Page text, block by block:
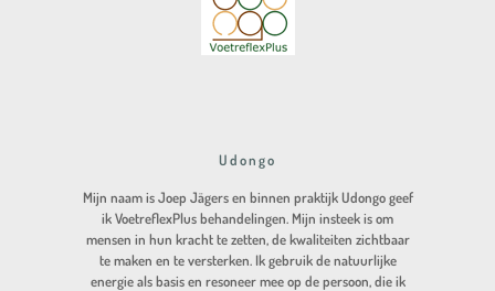
Udongo
Mijn naam is Joep Jägers en binnen praktijk Udongo geef
ik VoetreflexPlus behandelingen. Mijn insteek is om
mensen in hun kracht te zetten, de kwaliteiten zichtbaar
te maken en te versterken. Ik gebruik de natuurlijke
energie als basis en resoneer mee op de persoon, die ik